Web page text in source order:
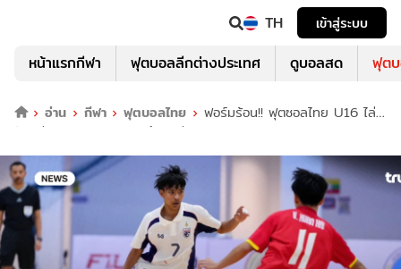
TH เข้าสู่ระบบ
หน้าแรกกีฬา ฟุตบอลลีกต่างประเทศ ดูบอลสด ฟุต
อ่าน กีฬา ฟุตบอลไทย
ฟอร์มร้อน!! ฟุตซอลไทย U16 ไล่
อัด เวียดนาม ทะลุเข้าชิง ศึกอาเซียน